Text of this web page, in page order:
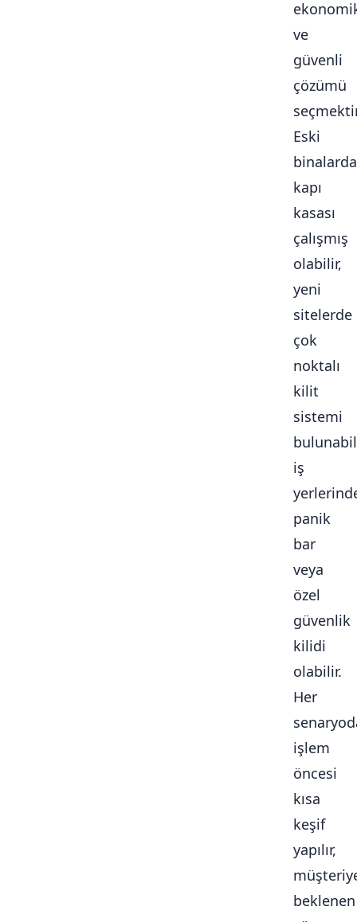
ve
güvenli
çözümü
Eski
binalarda
kapı
kasası
çalışmış
olabilir,
yeni
sitelerde
çok
noktalı
kilit
sistemi
iş
panik
bar
veya
özel
güvenlik
kilidi
olabilir.
Her
işlem
öncesi
kısa
keşif
yapılır,
beklenen